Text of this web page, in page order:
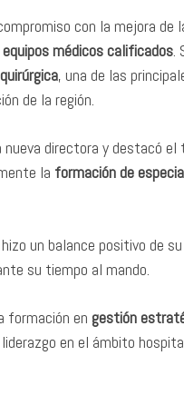
con la mejora de
equipos médicos calificados.
, una de las
de la región.
nueva directora y destacó
la formación de
un balance positivo de
su tiempo al mando.
formación en gestión
en el ámbito